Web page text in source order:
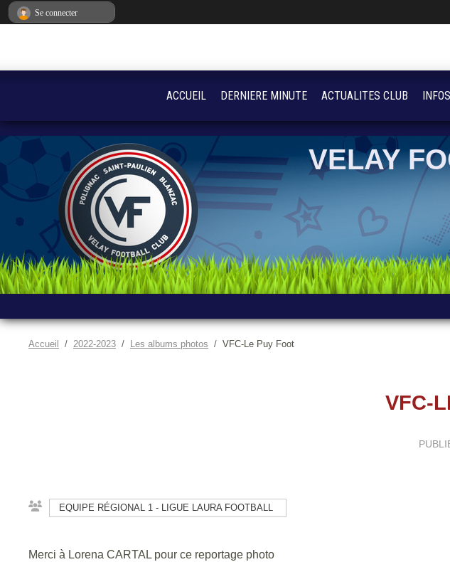
VELAY
Accueil 2022-2023 Les albums photos VFC-Le Puy Foot
VFC-
EQUIPE RÉGIONAL 1 - LIGUE LAURA FOOTBALL
Merci à Lorena CARTAL pour ce reportage photo
ACCUEIL DERNIERE MINUTE ACTUALITES CLUB
Se connecter
Panneau de gestion des cookies